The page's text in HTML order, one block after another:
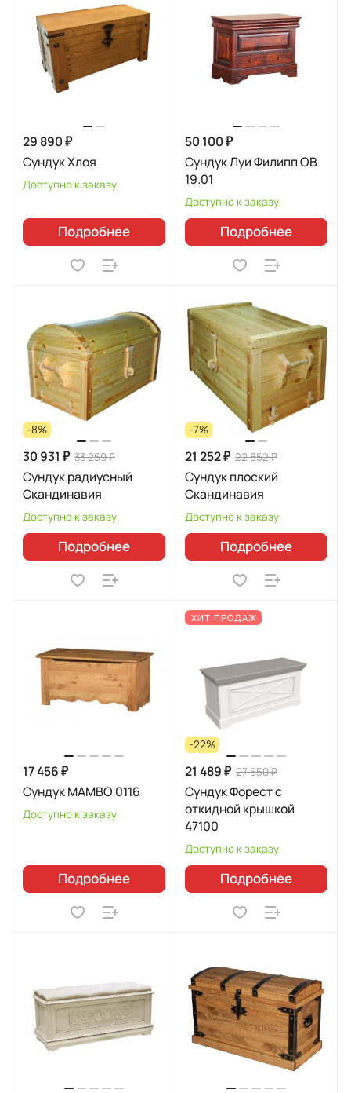
29 890 ₽
Сундук Хлоя
Доступно к заказу
Подробнее
50 100 ₽
Сундук Луи Филипп ОВ
19.01
Доступно к заказу
Подробнее
-8%
30 931 ₽ 33 259 ₽
Сундук радиусный
Скандинавия
Доступно к заказу
Подробнее
-7%
21 252 ₽ 22 852 ₽
Сундук плоский
Скандинавия
Доступно к заказу
Подробнее
17 456 ₽
Сундук MAMBO 0116
Доступно к заказу
Подробнее
ХИТ ПРОДАЖ
-22%
21 489 ₽ 27 550 ₽
Сундук Форест с
откидной крышкой
47100
Доступно к заказу
Подробнее